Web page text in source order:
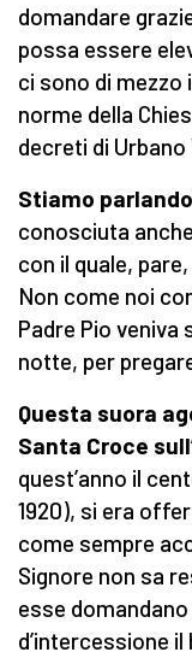
domandare
possa essere
ci sono di mezzo
norme della
decreti di Urbano
Stiamo
conosciuta
con il quale,
Non come noi
Padre Pio veniva
notte, per
Questa suora
Santa Croce
quest’anno il
1920), si era
come sempre
Signore non sa
esse
d’intercessione